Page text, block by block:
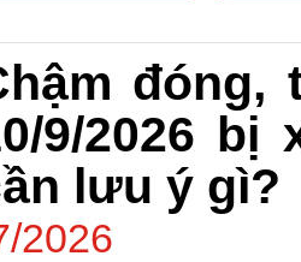
đóng,
9/2026 bị
lưu ý gì?
2026